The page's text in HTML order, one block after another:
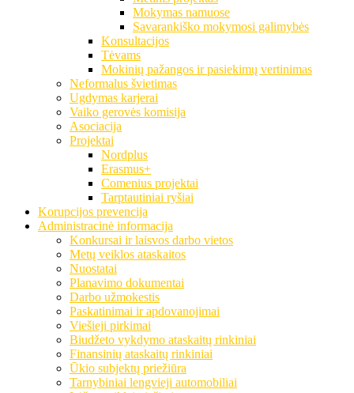
Mokymas namuose
Savarankiško mokymosi galimybės
Konsultacijos
Tėvams
Mokinių pažangos ir pasiekimų vertinimas
Neformalus švietimas
Ugdymas karjerai
Vaiko gerovės komisija
Asociacija
Projektai
Nordplus
Erasmus+
Comenius projektai
Tarptautiniai ryšiai
Korupcijos prevencija
Administracinė informacija
Konkursai ir laisvos darbo vietos
Metų veiklos ataskaitos
Nuostatai
Planavimo dokumentai
Darbo užmokestis
Paskatinimai ir apdovanojimai
Viešieji pirkimai
Biudžeto vykdymo ataskaitų rinkiniai
Finansinių ataskaitų rinkiniai
Ūkio subjektų priežiūra
Tarnybiniai lengvieji automobiliai